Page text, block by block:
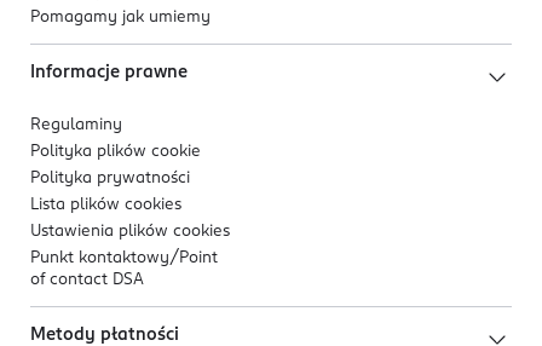
Pomagamy jak umiemy
Informacje prawne
Regulaminy
Polityka plików cookie
Polityka prywatności
Lista plików cookies
Ustawienia plików cookies
Punkt kontaktowy/ Point
of contact DSA
Metody płatności